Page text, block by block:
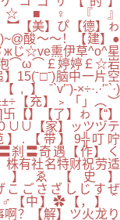
☆■♀『』
美】ぴ【德】ゎ
酸～～！【建】●
жじ☆ve熏伊草^o^星
⌒ω⌒￡婷婷￡☆岩
15(ˉ□ˉ)脑中一片空
×÷·.·′ˉ`·)
【充】﹥「」︵︶
【】【了】ゎ【“】
【家】ッツヅテ
】.【带】9╬叮咛
刹〓奇遇【作】く
株有社名特财祝劳适
ゑ【史】
こごさざしじすぜ
♂【中】✿【，】＾
？【解】ツ火龙り